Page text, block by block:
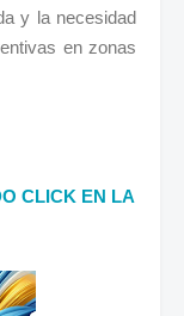
y la necesidad
en zonas
CLICK EN LA